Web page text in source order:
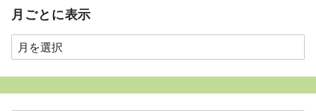
月ごとに表示
月
ご
と